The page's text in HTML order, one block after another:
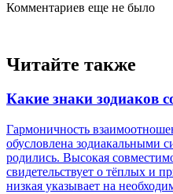
Комментариев еще не было
Читайте также
Какие знаки зодиаков
Гармоничность
обусловлена зодиакальными
родились. Высокая
свидетельствует о тёплых и
низкая указывает на